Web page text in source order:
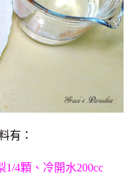
有：
4顆、冷開水200cc